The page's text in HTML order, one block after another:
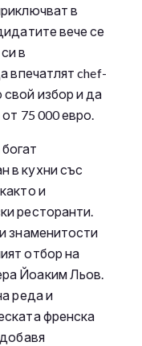
в
вече се
в
впечатлят chef-
избор и да
75 000 евро.
в кухни със
и
ресторанти.
знаменитости
отбор на
Йоаким Льов.
реда и
френска